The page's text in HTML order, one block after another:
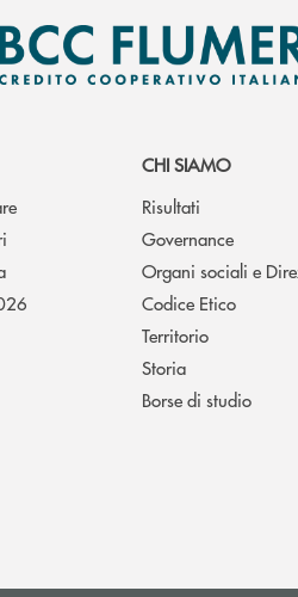
CHI SIAMO
Risultati
Governance
Organi sociali e
Codice Etico
Territorio
Storia
Borse di studio